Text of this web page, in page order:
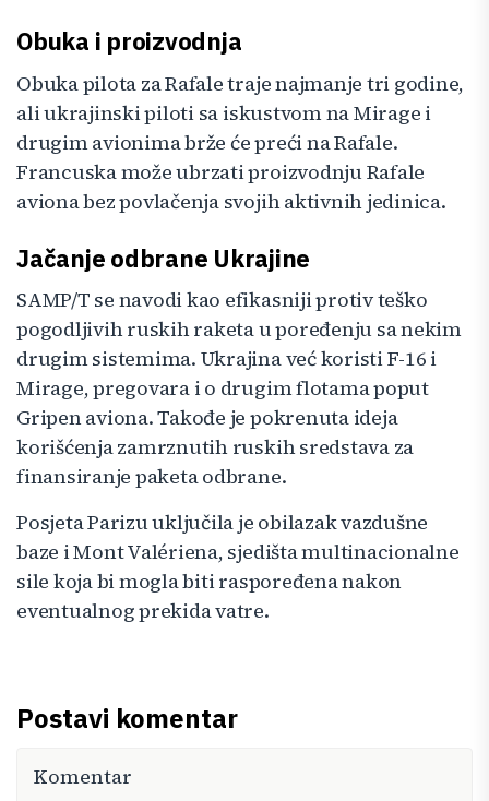
Obuka i proizvodnja
Obuka pilota za Rafale traje najmanje tri godine,
ali ukrajinski piloti sa iskustvom na Mirage i
drugim avionima brže će preći na Rafale.
Francuska može ubrzati proizvodnju Rafale
aviona bez povlačenja svojih aktivnih jedinica.
Jačanje odbrane Ukrajine
SAMP/T se navodi kao efikasniji protiv teško
pogodljivih ruskih raketa u poređenju sa nekim
drugim sistemima. Ukrajina već koristi F-16 i
Mirage, pregovara i o drugim flotama poput
Gripen aviona. Takođe je pokrenuta ideja
korišćenja zamrznutih ruskih sredstava za
finansiranje paketa odbrane.
Posjeta Parizu uključila je obilazak vazdušne
baze i Mont Valériena, sjedišta multinacionalne
sile koja bi mogla biti raspoređena nakon
eventualnog prekida vatre.
Postavi komentar